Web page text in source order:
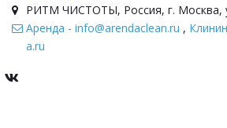
РИТМ ЧИСТОТЫ, Россия, г. Москва,
Аренда - info@arendaclean.ru ,
a.ru